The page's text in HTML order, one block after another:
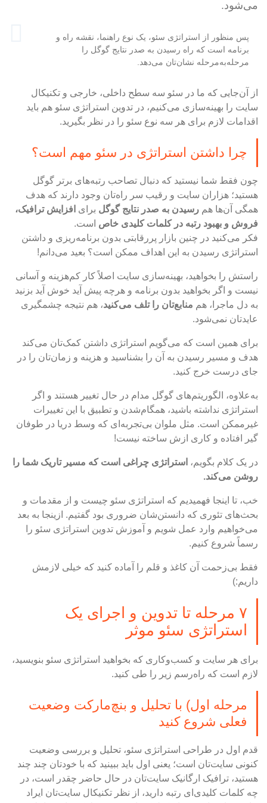
می‌شود.
پس منظور از استراتژی سئو، یک نوع راهنما، نقشه راه و
برنامه است که راه رسیدن به صدر نتایج گوگل را
مرحله‌به‌مرحله نشان‌تان می‌دهد.
از آن‌جایی که ما در سئو سه سطح داخلی، خارجی و تکنیکال
سایت را بهینه‌سازی می‌کنیم، در تدوین استراتژی سئو هم باید
اقدامات لازم برای هر سه نوع سئو را در نظر بگیرید.
چرا داشتن استراتژی در سئو مهم است؟
چون فقط شما نیستید که دنبال تصاحب رتبه‌های برتر گوگل
هستید؛ هزاران سایت و رقیب سر راه‌تان وجود دارند که هدف
همگی آن‌ها هم رسیدن به صدر نتایج گوگل برای افزایش ترافیک،
فروش و بهبود رتبه در کلمات کلیدی خاص است.
فکر می‌کنید در چنین بازار پررقابتی بدون برنامه‌ریزی و داشتن
استراتژی رسیدن به این اهداف ممکن است؟ بعید می‌دانم!
راستش را بخواهید، بهینه‌سازی سایت اصلاً کار کم‌هزینه و آسانی
نیست و اگر بخواهید بدون برنامه و هرچه پیش آید خوش آید بزنید
به دل ماجرا، هم منابع‌تان را تلف می‌کنید، هم نتیجه چشمگیری
عایدتان نمی‌شود.
برای همین است که می‌گویم استراتژی داشتن کمک‌تان می‌کند
هدف‌ و مسیر رسیدن به آن را بشناسید و هزینه و زمان‌تان را در
جای درست خرج کنید.
به‌علاوه، الگوریتم‌های گوگل مدام در حال تغییر هستند و اگر
استراتژی نداشته باشید، همگام‌شدن و تطبیق با این تغییرات
غیرممکن است. مثل ملوان بی‌تجربه‌ای که وسط دریا در طوفان
گیر افتاده و کاری ازش ساخته نیست!
در یک کلام بگویم، استراتژی چراغی است که مسیر تاریک شما را
روشن می‌کند.
خب، تا اینجا فهمیدیم که استراتژی سئو چیست و از مقدمات و
بحث‌های تئوری که دانستن‌شان ضروری بود گفتیم. ازینجا به بعد
می‌خواهیم وارد عمل شویم و آموزش تدوین استراتژی سئو را
رسماً شروع کنیم.
فقط بی‌زحمت آن کاغذ و قلم را آماده کنید که خیلی لازمش
داریم:)
۷ مرحله تا تدوین و اجرای یک
استراتژی سئو موثر
برای هر سایت و کسب‌وکاری که بخواهید استراتژی سئو بنویسید،
لازم است که راه‌رسم زیر را طی کنید.
مرحله اول) با تحلیل و بنچ‌مارکت وضعیت
فعلی شروع کنید
قدم اول در طراحی استراتژی سئو، تحلیل و بررسی وضعیت
کنونی سایت‌تان است؛ یعنی اول باید ببینید که با خودتان چند چند
هستید، ترافیک ارگانیک سایت‌تان در حال حاضر چقدر است، در
چه کلمات کلیدی‌ای رتبه دارید، از نظر تکنیکال سایت‌تان ایراد